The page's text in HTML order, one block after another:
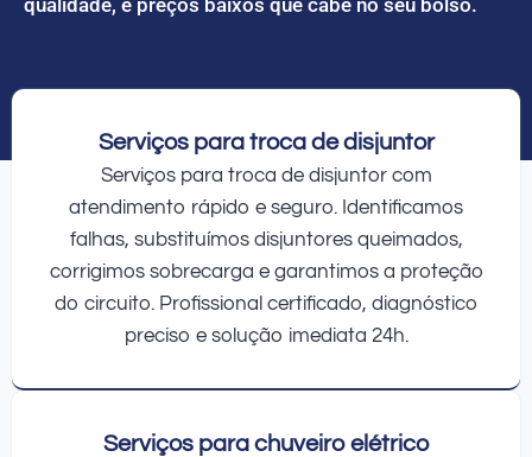
Serviços para troca de disjuntor
Serviços para troca de disjuntor com
atendimento rápido e seguro. Identificamos
falhas, substituímos disjuntores queimados,
corrigimos sobrecarga e garantimos a proteção
do circuito. Profissional certificado, diagnóstico
preciso e solução imediata 24h.
Serviços para chuveiro elétrico